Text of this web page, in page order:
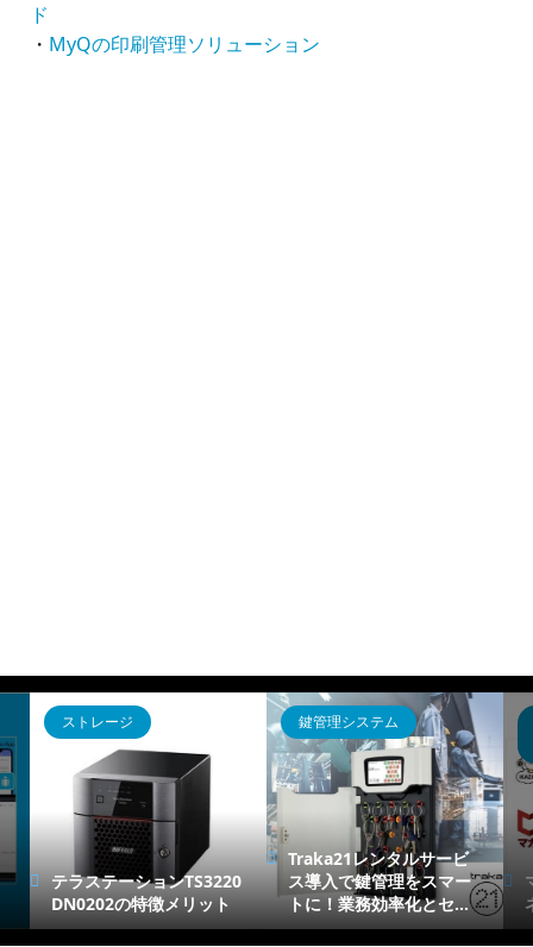
ド
・ MyQの印刷管理ソリューション
ストレージ
テラステーションTS3220
DN0202の特徴メリット
鍵管理システム
Traka21レンタルサービ
ス導入で鍵管理をスマー
トに！業務効率化とセ...